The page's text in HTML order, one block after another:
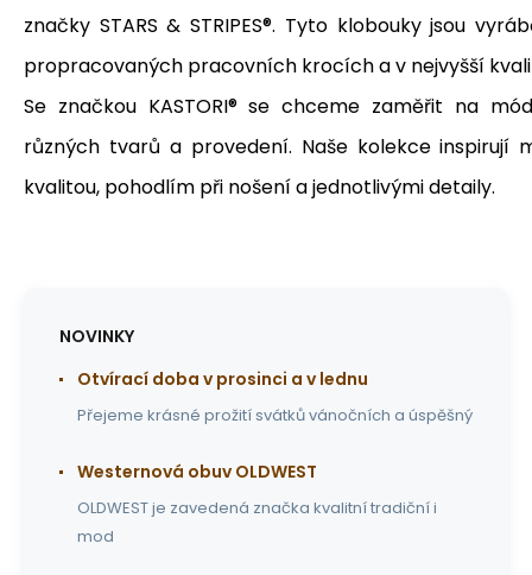
značky STARS & STRIPES®. Tytoklobouky jsou
propracovaných pracovních krocích a v nejvyšší
Se značkou KASTORI® se chceme zaměřit na
různých tvarů a provedení. Naše kolekce inspirují
kvalitou, pohodlím při nošení a jednotlivými detaily.
NOVINKY
Otvírací doba v prosinci a v lednu
Přejeme krásné prožití svátků vánočních a úspěšný
Westernová obuv OLDWEST
OLDWEST je zavedená značka kvalitní tradiční i
mod